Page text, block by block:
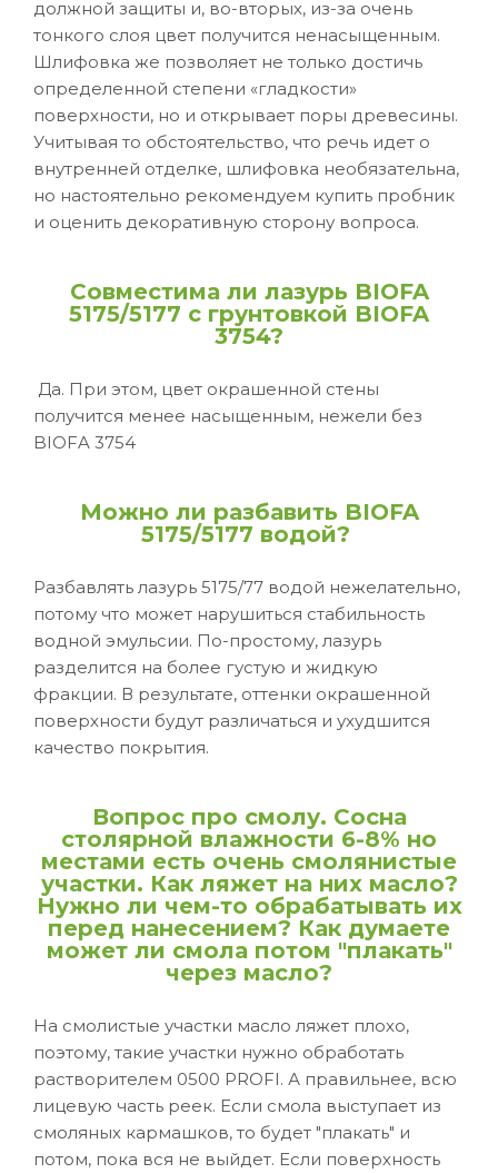
должной защиты и, во-вторых, из-за очень
тонкого слоя цвет получится ненасыщенным.
Шлифовка же позволяет не только достичь
определенной степени «гладкости»
поверхности, но и открывает поры древесины.
Учитывая то обстоятельство, что речь идет о
внутренней отделке, шлифовка необязательна,
но настоятельно рекомендуем купить пробник
и оценить декоративную сторону вопроса.
Совместима ли лазурь BIOFA
5175/5177 с грунтовкой BIOFA
3754?
Да. При этом, цвет окрашенной стены
получится менее насыщенным, нежели без
BIOFA 3754
Можно ли разбавить BIOFA
5175/5177 водой?
Разбавлять лазурь 5175/77 водой нежелательно,
потому что может нарушиться стабильность
водной эмульсии. По-простому, лазурь
разделится на более густую и жидкую
фракции. В результате, оттенки окрашенной
поверхности будут различаться и ухудшится
качество покрытия.
Вопрос про смолу. Сосна
столярной влажности 6-8% но
местами есть очень смолянистые
участки. Как ляжет на них масло?
Нужно ли чем-то обрабатывать их
перед нанесением? Как думаете
может ли смола потом "плакать"
через масло?
На смолистые участки масло ляжет плохо,
поэтому, такие участки нужно обработать
растворителем 0500 PROFI. А правильнее, всю
лицевую часть реек. Если смола выступает из
смоляных кармашков, то будет "плакать" и
потом, пока вся не выйдет. Если поверхность